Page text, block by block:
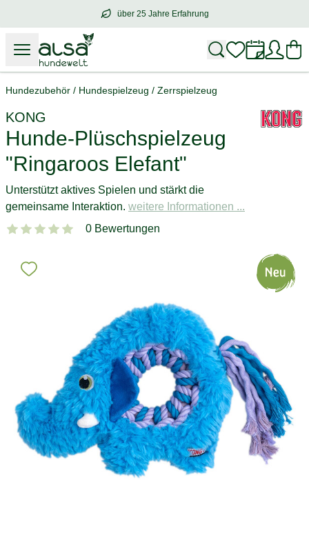
über 25 Jahre Erfahrung
über25 Jahre Erfahrung
Hundezubehör / Hundespielzeug / Zerrspielzeug
KONG
Hunde-Plüschspielzeug
"Ringaroos Elefant"
Unterstützt aktives Spielen und stärkt die
gemeinsame Interaktion. weitere Informationen ...
0 Bewertungen